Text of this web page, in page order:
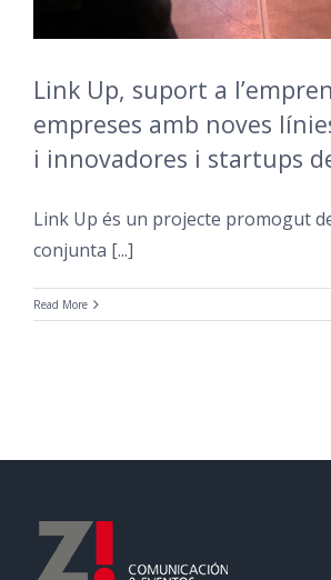
Link Up, suport a
empreses amb noves
i innovadores i startups
Link Up és un projecte promogut
conjunta [...]
Read More